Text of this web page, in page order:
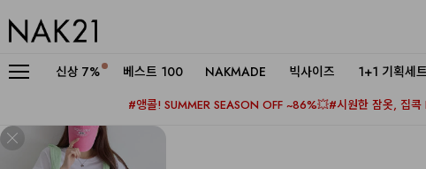
신상 7% 베스트 100 NAKMADE 빅사이즈 1+1 기획세트
#앵콜! SUMMER SEASON OFF ~86%💥#시원한 잠옷, 집콕